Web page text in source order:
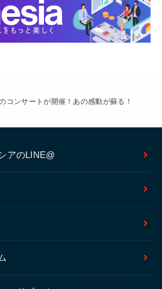
コンサートが開催！あの感動が蘇る！
アのLINE@